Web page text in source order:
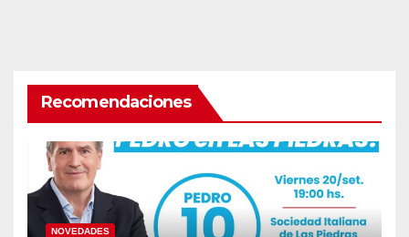
Recomendaciones
NOVEDADES